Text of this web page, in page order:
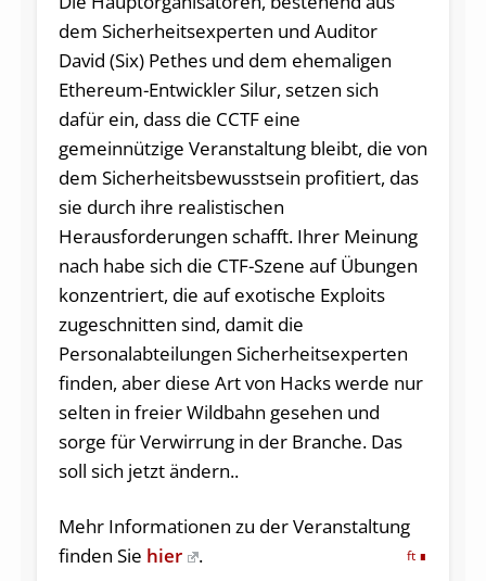
dem Sicherheitsexperten und Auditor
David (Six) Pethes und dem ehemaligen
Ethereum-Entwickler Silur, setzen sich
dafür ein, dass die CCTF eine
gemeinnützige Veranstaltung bleibt, die von
dem Sicherheitsbewusstsein profitiert, das
sie durch ihre realistischen
Herausforderungen schafft. Ihrer Meinung
nach habe sich die CTF-Szene auf Übungen
konzentriert, die auf exotische Exploits
zugeschnitten sind, damit die
Personalabteilungen Sicherheitsexperten
finden, aber diese Art von Hacks werde nur
selten in freier Wildbahn gesehen und
sorge für Verwirrung in der Branche. Das
soll sich jetzt ändern..
Mehr Informationen zu der Veranstaltung
finden Sie hier . ft